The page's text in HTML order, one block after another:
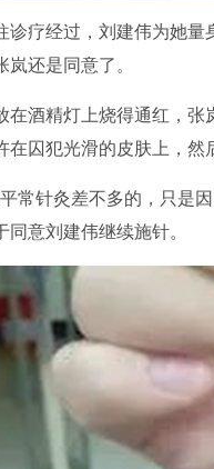
疗经过，刘建伟为她量
还是同意了。
精灯上烧得通红，张
在囚犯光滑的皮肤上，
针灸差不多的，只是
意刘建伟继续施针。